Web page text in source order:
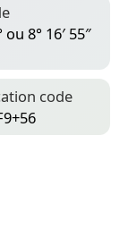
8° 16′ 55″
code